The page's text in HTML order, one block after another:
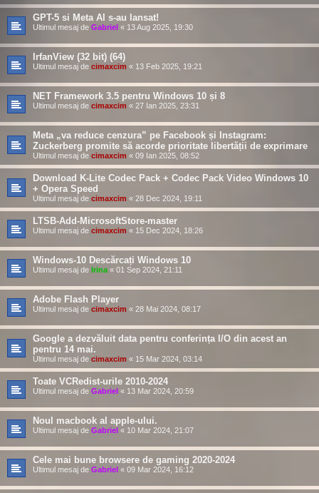
GPT-5 si Meta AI s-au lansat!
Ultimul mesaj de Gabriel « 13 Aug 2025, 19:30
IrfanView (32 bit) (64)
Ultimul mesaj de cimaxcim « 13 Feb 2025, 19:21
NET Framework 3.5 pentru Windows 10 și 8
Ultimul mesaj de cimaxcim « 27 Ian 2025, 23:31
Meta „va reduce cenzura” pe Facebook și Instagram:
Zuckerberg promite să acorde prioritate libertății de exprimare
Ultimul mesaj de cimaxcim « 09 Ian 2025, 08:52
Download K-Lite Codec Pack + Codec Pack Video Windows 10
+ Opera Speed
Ultimul mesaj de cimaxcim « 28 Dec 2024, 19:11
LTSB-Add-MicrosoftStore-master
Ultimul mesaj de cimaxcim « 15 Dec 2024, 18:26
Windows-10 Descărcați Windows 10
Ultimul mesaj de Irina « 01 Sep 2024, 21:11
Adobe Flash Player
Ultimul mesaj de cimaxcim « 28 Mai 2024, 08:17
Google a dezvăluit data pentru conferința I/O din acest an
pentru 14 mai.
Ultimul mesaj de cimaxcim « 15 Mar 2024, 03:14
Toate VCRedist-urile 2010-2024
Ultimul mesaj de Gabriel « 13 Mar 2024, 20:59
Noul macbook al apple-ului.
Ultimul mesaj de Gabriel « 10 Mar 2024, 21:07
Cele mai bune browsere de gaming 2020-2024
Ultimul mesaj de Gabriel « 09 Mar 2024, 16:12